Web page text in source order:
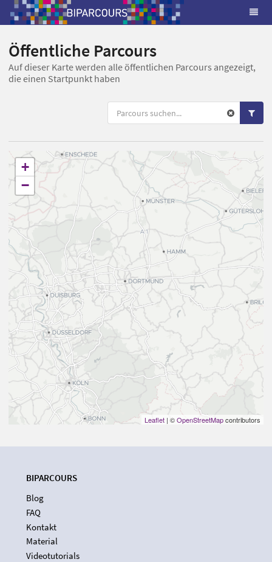
Öffentliche Parcours
Auf dieser Karte werden alle öffentlichen Parcours angezeigt,
die einen Startpunkt haben
+
−
Leaflet | ©OpenStreetMapcontributors
BIPARCOURS
Blog
FAQ
Kontakt
Material
Videotutorials